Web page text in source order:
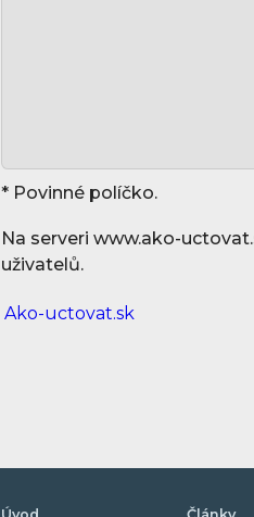
* Povinné políčko.
Na serveri www.ako-
uživatelů.
Ako-uctovat.sk